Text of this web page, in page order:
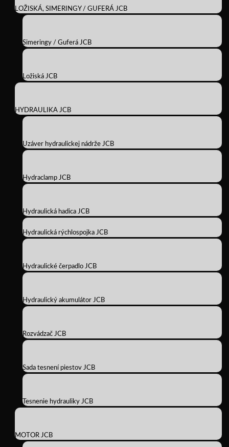
LOŽISKÁ, SIMERINGY / GUFERÁ JCB
Simeringy / Guferá JCB
Ložiská JCB
HYDRAULIKA JCB
Uzáver hydraulickej nádrže JCB
Hydraclamp JCB
Hydraulická hadica JCB
Hydraulická rýchlospojka JCB
Hydraulické čerpadlo JCB
Hydraulický akumulátor JCB
Rozvádzač JCB
Sada tesnení piestov JCB
Tesnenie hydrauliky JCB
MOTOR JCB